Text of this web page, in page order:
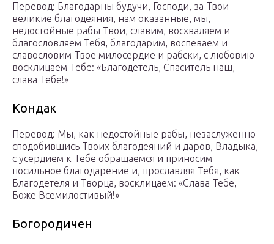
Перевод: Благодарны будучи, Господи, за Твои
великие благодеяния, нам оказанные, мы,
недостойные рабы Твои, славим, восхваляем и
благословляем Тебя, благодарим, воспеваем и
славословим Твое милосердие и рабски, с любовию
восклицаем Тебе: «Благодетель, Спаситель наш,
слава Тебе!»
Кондак
Перевод: Мы, как недостойные рабы, незаслуженно
сподобившись Твоих благодеяний и даров, Владыка,
с усердием к Тебе обращаемся и приносим
посильное благодарение и, прославляя Тебя, как
Благодетеля и Творца, восклицаем: «Слава Тебе,
Боже Всемилостивый!»
Богородичен